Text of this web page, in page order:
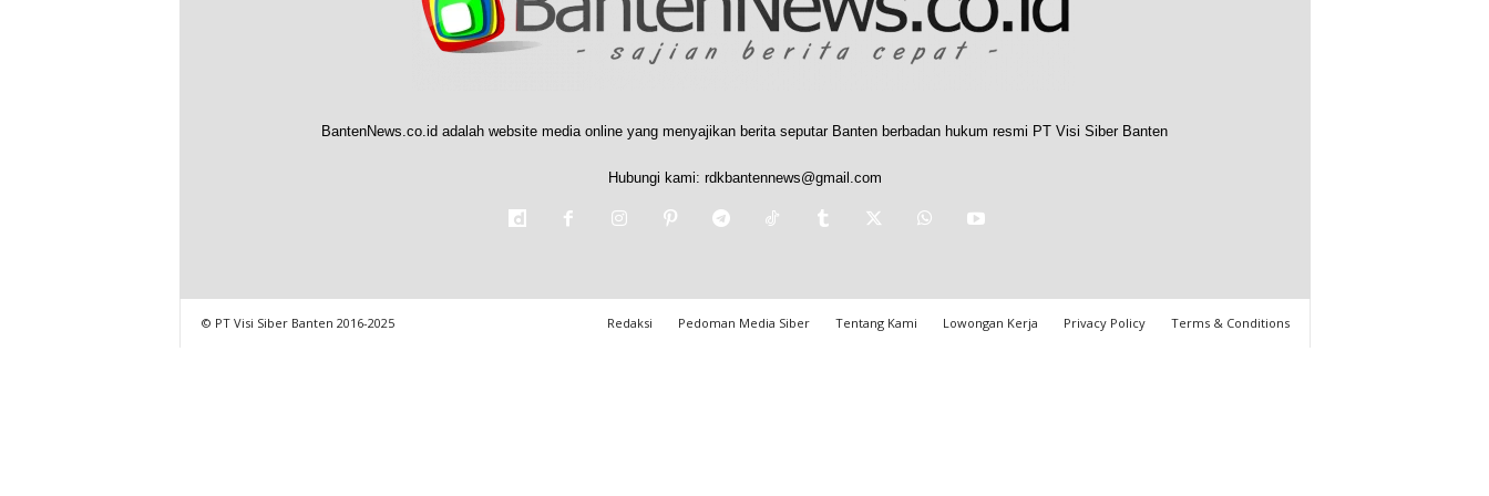
BantenNews.co.id adalah website media online yang menyajikan berita seputar Banten berbadan hukum resmi PT Visi Siber Banten
Hubungi kami: rdkbantennews@gmail.com
Redaksi Pedoman Media Siber Tentang Kami Lowongan Kerja Privacy Policy Terms & Conditions
© PT Visi Siber Banten 2016-2025